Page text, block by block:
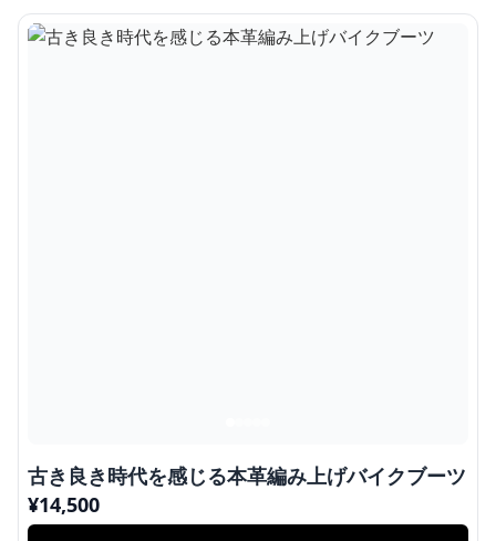
古き良き時代を感じる本革編み上げバイクブーツ
¥14,500